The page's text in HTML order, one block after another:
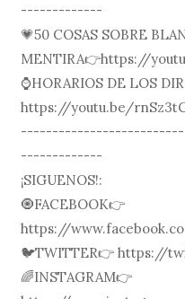
-------------
💗50 COSAS SOBRE
MENTIRA👉https://
⌚️HORARIOS DE LOS
https://youtu.be/
-------------
¡SIGUENOS!:
🧿FACEBOOK👉
https://
🐦TWITTER👉 https://
🌈INSTAGRAM👉